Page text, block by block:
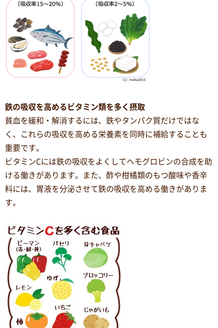
鉄の吸収を高めるビタミン類を多く摂取
貧血を緩和・解消するには、鉄やタンパク質だけではな
く、これらの吸収を高める栄養素を同時に補給することも
重要です。
ビタミンCには鉄の吸収をよくしてヘモグロビンの合成を助
ける働きがあります。また、酢や柑橘類のもつ酸味や香辛
料には、胃液を分泌させて鉄の吸収を高める働きがありま
す。